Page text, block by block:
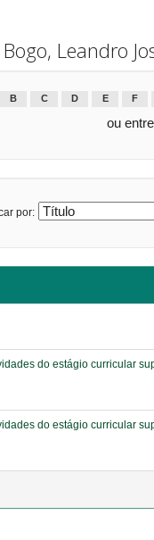
Leandro
B C D E F
ou
por:
do estágio curricular
do estágio curricular